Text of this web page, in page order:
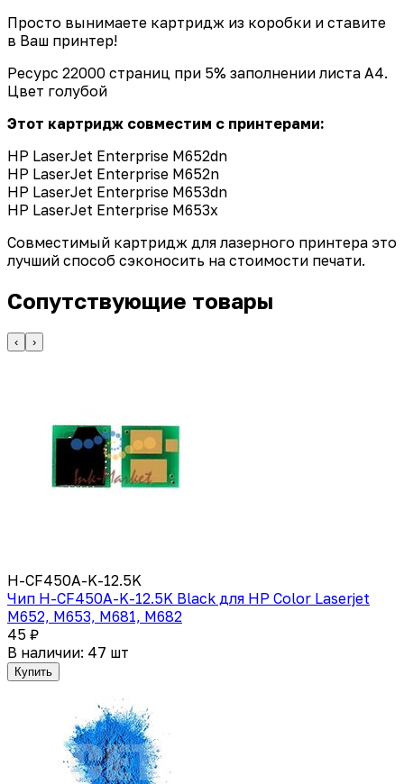
Просто вынимаете картридж из коробки и ставите
в Ваш принтер!
Ресурс 22000 страниц при 5% заполнении листа А4.
Цвет голубой
Этот картридж совместим с принтерами:
HP LaserJet Enterprise M652dn
HP LaserJet Enterprise M652n
HP LaserJet Enterprise M653dn
HP LaserJet Enterprise M653x
Совместимый картридж для лазерного принтера это
лучший способ сэконосить на стоимости печати.
Сопутствующие товары
‹ ›
H-CF450A-K-12.5K
Чип H-CF450A-K-12.5K Black для HP Color Laserjet
M652, M653, M681, M682
45 ₽
В наличии: 47 шт
Купить